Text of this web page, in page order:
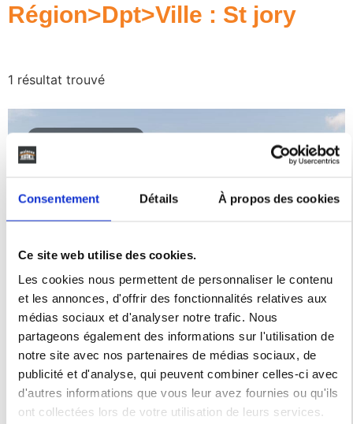
Consentement Détails À propos des cookies
Ce site web utilise des cookies.
Les cookies nous permettent de personnaliser le contenu
et les annonces, d'offrir des fonctionnalités relatives aux
médias sociaux et d'analyser notre trafic. Nous
partageons également des informations sur l'utilisation de
notre site avec nos partenaires de médias sociaux, de
publicité et d'analyse, qui peuvent combiner celles-ci avec
d'autres informations que vous leur avez fournies ou qu'ils
ont collectées lors de votre utilisation de leurs services.
Région>Dpt>Ville : St jory
1 résultat trouvé
Vente maison à St jory
(31790) de 70 m2 habitable
sur terrain de 510 m2